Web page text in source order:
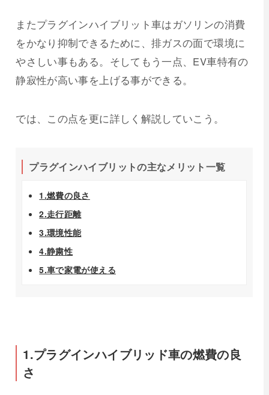
またプラグインハイブリット車はガソリンの消費
をかなり抑制できるために、排ガスの面で環境に
やさしい事もある。そしてもう一点、EV車特有の
静寂性が高い事を上げる事ができる。
では、この点を更に詳しく解説していこう。
プラグインハイブリットの主なメリット一覧
1.燃費の良さ
2.走行距離
3.環境性能
4.静粛性
5.車で家電が使える
1.プラグインハイブリッド車の燃費の良
さ